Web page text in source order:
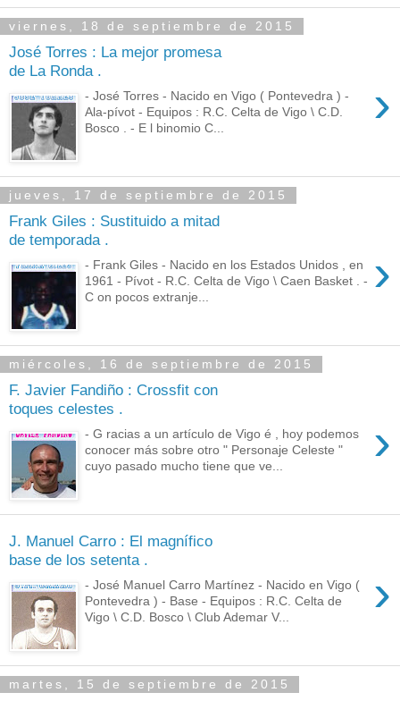
viernes, 18 de septiembre de 2015
José Torres : La mejor promesa
de La Ronda .
›
- José Torres - Nacido en Vigo ( Pontevedra ) -
Ala-pívot - Equipos : R.C. Celta de Vigo \ C.D.
Bosco . - E l binomio C...
jueves, 17 de septiembre de 2015
Frank Giles : Sustituido a mitad
de temporada .
›
- Frank Giles - Nacido en los Estados Unidos , en
1961 - Pívot - R.C. Celta de Vigo \ Caen Basket . -
C on pocos extranje...
miércoles, 16 de septiembre de 2015
F. Javier Fandiño : Crossfit con
toques celestes .
›
- G racias a un artículo de Vigo é , hoy podemos
conocer más sobre otro " Personaje Celeste "
cuyo pasado mucho tiene que ve...
J. Manuel Carro : El magnífico
base de los setenta .
›
- José Manuel Carro Martínez - Nacido en Vigo (
Pontevedra ) - Base - Equipos : R.C. Celta de
Vigo \ C.D. Bosco \ Club Ademar V...
martes, 15 de septiembre de 2015